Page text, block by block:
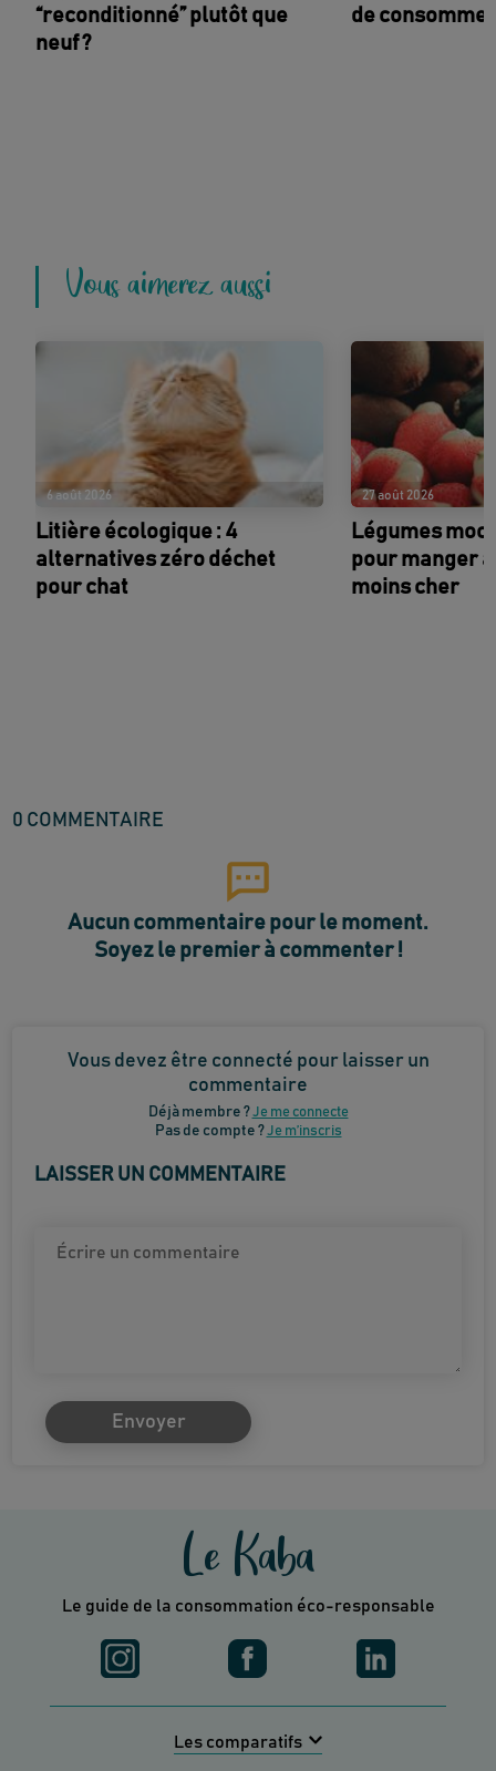
“reconditionné” plutôt que
neuf ?
de
Vous aimerez aussi
6 août 2026
Litière écologique : 4
alternatives zéro déchet
pour chat
27 août 2026
Légumes
pour manger
moins cher
0 COMMENTAIRE
Aucun commentaire pour le moment.
Soyez le premier à commenter !
Vous devez être connecté pour laisser un
commentaire
Déjà membre ?Je me connecte
Pas de compte ?Je m’inscris
LAISSER UN COMMENTAIRE
Envoyer
Le Kaba
Le guide de la consommation éco-responsable
Les comparatifs